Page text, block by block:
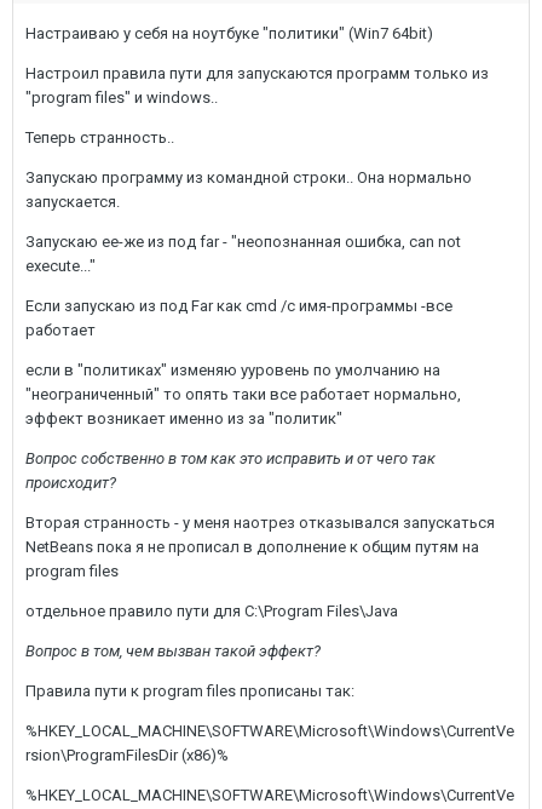
Настраиваю у себя на ноутбуке "политики" (Win7 64bit)
Настроил правила пути для запускаются программ только из
"program files" и windows..
Теперь странность..
Запускаю программу из командной строки.. Она нормально
запускается.
Запускаю ее-же из под far - "неопознанная ошибка, can not
execute..."
Если запускаю из под Far как cmd /c имя-программы -все
работает
если в "политиках" изменяю ууровень по умолчанию на
"неограниченный" то опять таки все работает нормально,
эффект возникает именно из за "политик"
Вопрос собственно в том как это исправить и от чего так
происходит?
Вторая странность - у меня наотрез отказывался запускаться
NetBeans пока я не прописал в дополнение к общим путям на
program files
отдельное правило пути для C:\Program Files\Java
Вопрос в том, чем вызван такой эффект?
Правила пути к program files прописаны так:
%HKEY_LOCAL_MACHINE\SOFTWARE\Microsoft\Windows\CurrentVe
rsion\ProgramFilesDir (x86)%
%HKEY_LOCAL_MACHINE\SOFTWARE\Microsoft\Windows\CurrentVe